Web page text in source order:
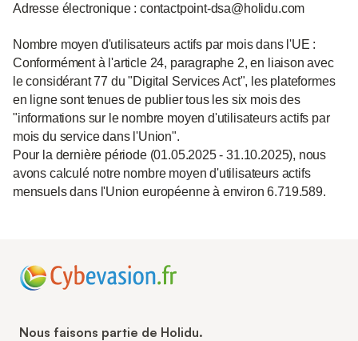
Adresse électronique : contactpoint-dsa@holidu.com
Nombre moyen d'utilisateurs actifs par mois dans l'UE :
Conformément à l'article 24, paragraphe 2, en liaison avec
le considérant 77 du "Digital Services Act", les plateformes
en ligne sont tenues de publier tous les six mois des
"informations sur le nombre moyen d'utilisateurs actifs par
mois du service dans l'Union".
Pour la dernière période (01.05.2025 - 31.10.2025), nous
avons calculé notre nombre moyen d'utilisateurs actifs
mensuels dans l'Union européenne à environ 6.719.589.
Nous faisons partie de Holidu.